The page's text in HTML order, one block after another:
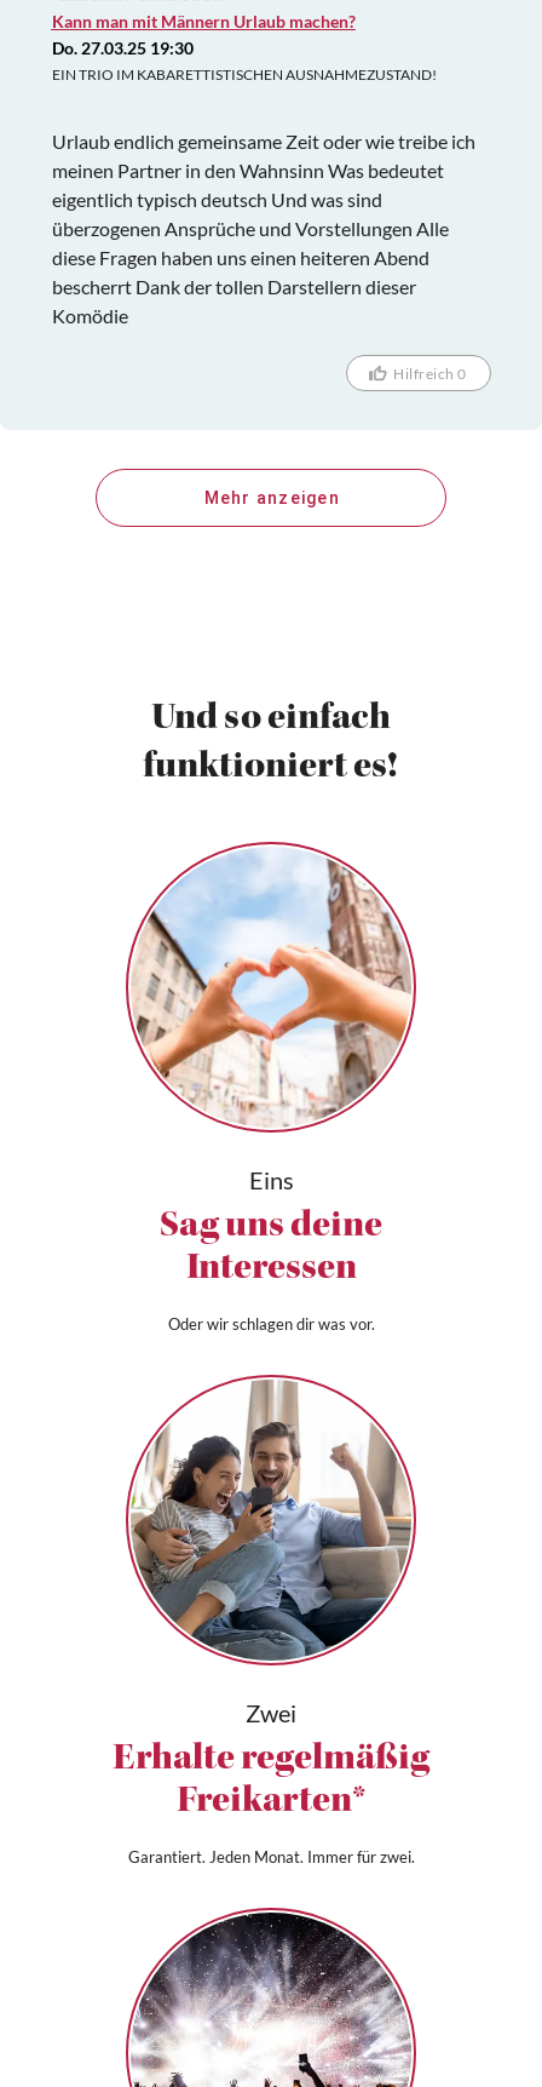
Kann man mit Männern Urlaub machen?
Do. 27.03.25 19:30
EIN TRIO IM KABARETTISTISCHEN AUSNAHMEZUSTAND!
Urlaub endlich gemeinsame Zeit oder wie treibe ich
meinen Partner in den Wahnsinn Was bedeutet
eigentlich typisch deutsch Und was sind
überzogenen Ansprüche und Vorstellungen Alle
diese Fragen haben uns einen heiteren Abend
bescherrt Dank der tollen Darstellern dieser
Komödie
Hilfreich 0
Mehr anzeigen
Und so einfach
funktioniert es!
Eins
Sag uns deine
Interessen
Oder wir schlagen dir was vor.
Zwei
Erhalte regelmäßig
Freikarten*
Garantiert. Jeden Monat. Immer für zwei.